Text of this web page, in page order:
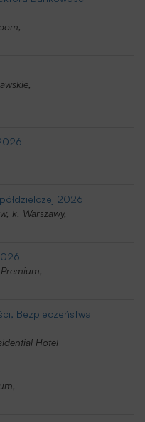
2026
k. Warszawy,
Bezpieczeństwa i
Hotel